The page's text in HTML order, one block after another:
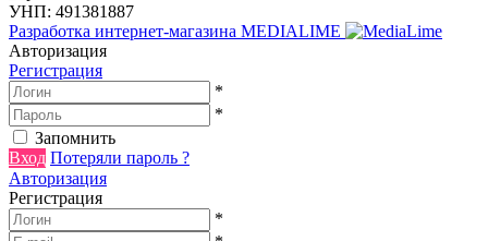
УНП: 491381887
Разработка интернет-магазина MEDIALIME
Авторизация
Регистрация
*
*
Запомнить
Вход Потеряли пароль ?
Авторизация
Регистрация
*